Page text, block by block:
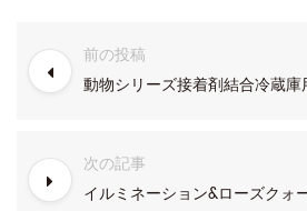
前の投稿
次の記事